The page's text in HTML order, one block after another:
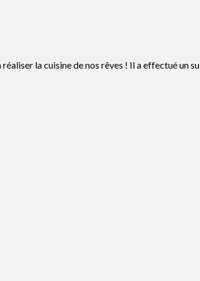
la cuisine de nos rêves ! Il a effectué un